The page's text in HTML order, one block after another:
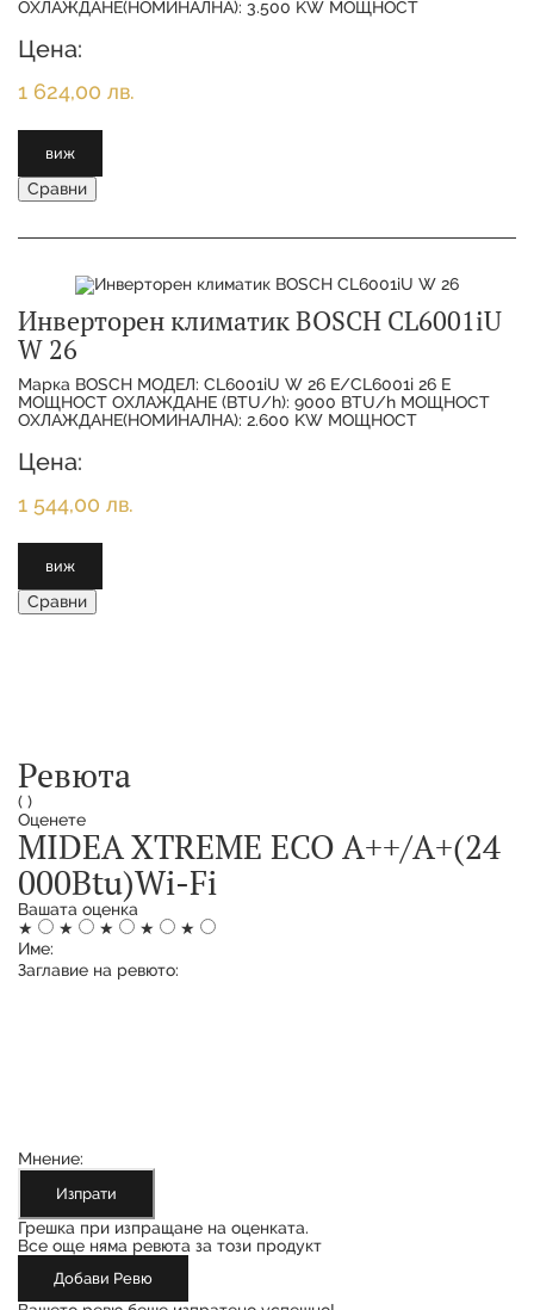
ОХЛАЖДАНЕ(НОМИНАЛНА): 3.500 KW МОЩНОСТ
Цена:
1 624,00 лв.
виж
Сравни
Инверторен климатик BOSCH CL6001iU
W 26
Марка BOSCH МОДЕЛ: CL6001iU W 26 E/CL6001i 26 E
МОЩНОСТ ОХЛАЖДАНЕ (BTU/h): 9000 BTU/h МОЩНОСТ
ОХЛАЖДАНЕ(НОМИНАЛНА): 2.600 KW МОЩНОСТ
Цена:
1 544,00 лв.
виж
Сравни
Ревюта
( )
Оценете
MIDEA XTREME ECO A++/A+(24
000Btu)Wi-Fi
Вашата оценка
★
★ ★ ★
★
Име:
Заглавие на ревюто:
Мнение:
Изпрати
Грешка при изпращане на оценката.
Все още няма ревюта за този продукт
Добави Ревю